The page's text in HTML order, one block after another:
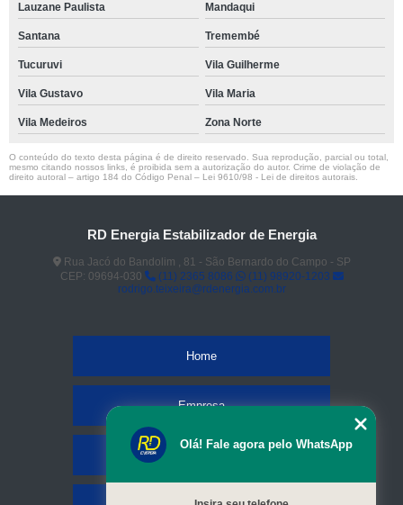
Lauzane Paulista Mandaqui
Santana Tremembé
Tucuruvi Vila Guilherme
Vila Gustavo Vila Maria
Vila Medeiros Zona Norte
O conteúdo do texto desta página é de direito reservado. Sua reprodução, parcial ou total,
mesmo citando nossos links, é proibida sem a autorização do autor. Crime de violação de
direito autoral – artigo 184 do Código Penal – Lei 9610/98 - Lei de direitos autorais
RD Energia Estabilizador de Energia
Rua Jacó do Bandolim , 81 - São Bernardo do Campo - SP
CEP: 09694-030
(11) 2365 8086
(11) 98920-1203
rodrigo.teixeira@rdenergia.com.br
Home
Empresa
Olá! Fale agora pelo WhatsApp